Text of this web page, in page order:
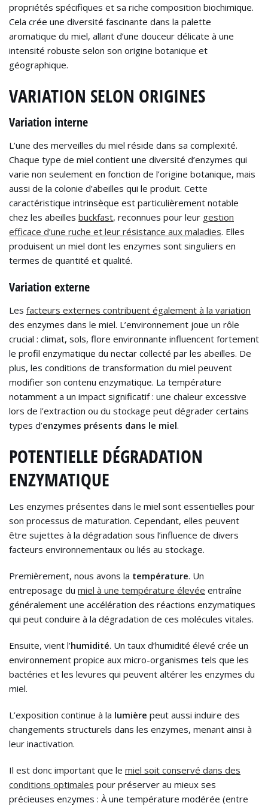
propriétés spécifiques et sa riche composition biochimique.
Cela crée une diversité fascinante dans la palette
aromatique du miel, allant d’une douceur délicate à une
intensité robuste selon son origine botanique et
géographique.
VARIATION SELON ORIGINES
Variation interne
L’une des merveilles du miel réside dans sa complexité.
Chaque type de miel contient une diversité d’enzymes qui
varie non seulement en fonction de l’origine botanique, mais
aussi de la colonie d’abeilles qui le produit. Cette
caractéristique intrinsèque est particulièrement notable
chez les abeilles buckfast, reconnues pour leur gestion
efficace d’une ruche et leur résistance aux maladies. Elles
produisent un miel dont les enzymes sont singuliers en
termes de quantité et qualité.
Variation externe
Les facteurs externes contribuent également à la variation
des enzymes dans le miel. L’environnement joue un rôle
crucial : climat, sols, flore environnante influencent fortement
le profil enzymatique du nectar collecté par les abeilles. De
plus, les conditions de transformation du miel peuvent
modifier son contenu enzymatique. La température
notamment a un impact significatif : une chaleur excessive
lors de l’extraction ou du stockage peut dégrader certains
types d’enzymes présents dans le miel.
POTENTIELLE DÉGRADATION
ENZYMATIQUE
Les enzymes présentes dans le miel sont essentielles pour
son processus de maturation. Cependant, elles peuvent
être sujettes à la dégradation sous l’influence de divers
facteurs environnementaux ou liés au stockage.
Premièrement, nous avons la température. Un
entreposage du miel à une température élevée entraîne
généralement une accélération des réactions enzymatiques
qui peut conduire à la dégradation de ces molécules vitales.
Ensuite, vient l’humidité. Un taux d’humidité élevé crée un
environnement propice aux micro-organismes tels que les
bactéries et les levures qui peuvent altérer les enzymes du
miel.
L’exposition continue à la lumière peut aussi induire des
changements structurels dans les enzymes, menant ainsi à
leur inactivation.
Il est donc important que le miel soit conservé dans des
conditions optimales pour préserver au mieux ses
précieuses enzymes : À une température modérée (entre